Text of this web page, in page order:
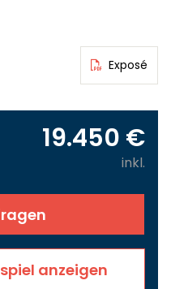
Exposé
19.450 €
inkl.
anzeigen